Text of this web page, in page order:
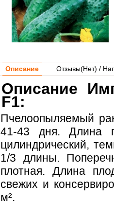
Описание Отзывы(Нет) /
Описание
F1:
Пчелоопыляемый
41-43 дня. Длина
цилиндрический,
1/3 длины.
плотная. Длина
свежих и
м².